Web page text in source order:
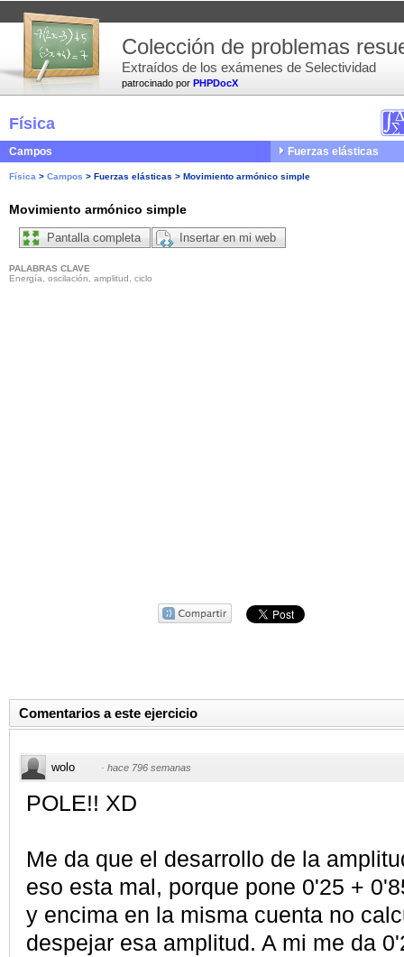
patrocinado por PHPDocX
Colección de problemas
Extraídos de los exámenes de Selectividad
Física
Campos Fuerzas elásticas
Física > Campos > Fuerzas elásticas > Movimiento armónico simple
Movimiento armónico simple
Pantalla completa Insertar en mi web
PALABRAS CLAVE
Energía, oscilación, amplitud, ciclo
Comentarios a este ejercicio
wolo · hace 796 semanas
POLE!! XD
Me da que el desarrollo de la
eso esta mal, porque pone 0'25 +
y encima en la misma cuenta no
despejar esa amplitud. A mi me da